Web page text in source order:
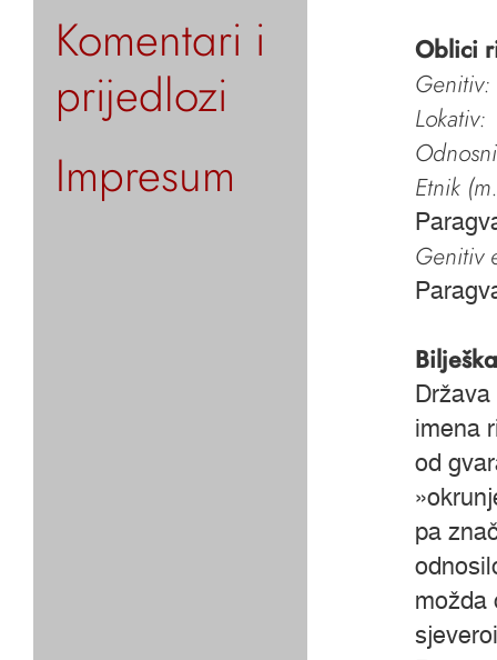
Komentari i
prijedlozi
Impresum
Oblici
Genitiv:
Lokativ:
Etnik
Genitiv
Bilješka
imena
od
pa
možda